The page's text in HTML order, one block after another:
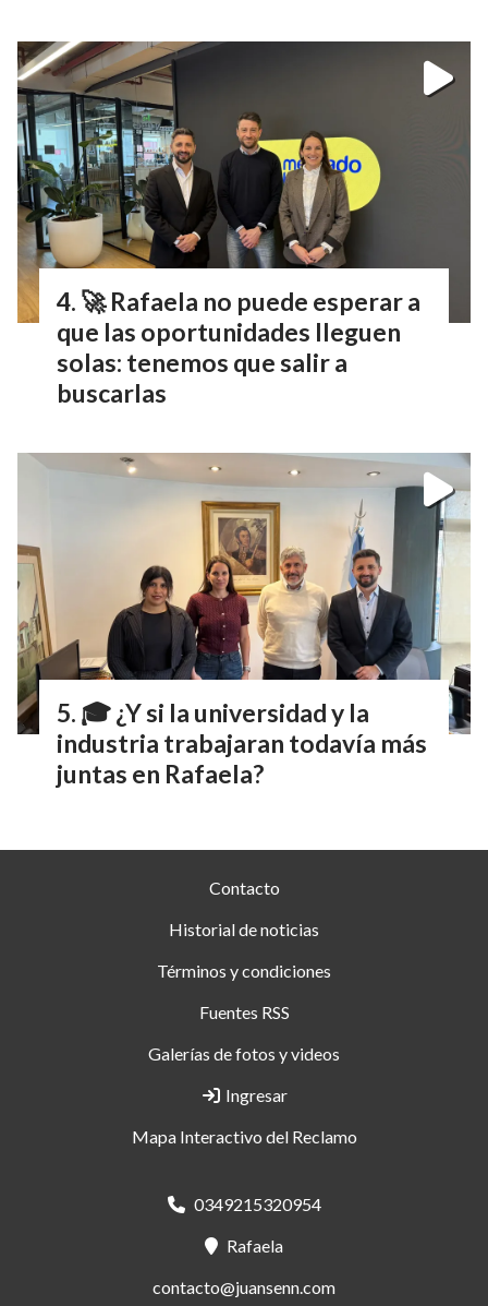
🚀 Rafaela no puede esperar a
que las oportunidades lleguen
solas: tenemos que salir a
buscarlas
🎓 ¿Y si la universidad y la
industria trabajaran todavía más
juntas en Rafaela?
Contacto
Historial de noticias
Términos y condiciones
Fuentes RSS
Galerías de fotos y videos
Ingresar
Mapa Interactivo del Reclamo
0349215320954
Rafaela
contacto@juansenn.com